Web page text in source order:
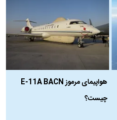
هواپیمای مرموز E-11A BACN
چیست؟